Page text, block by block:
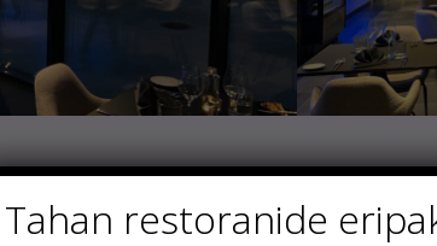
ajal 17.-26.veebruaril pakuvad nad
Tahan restoranide